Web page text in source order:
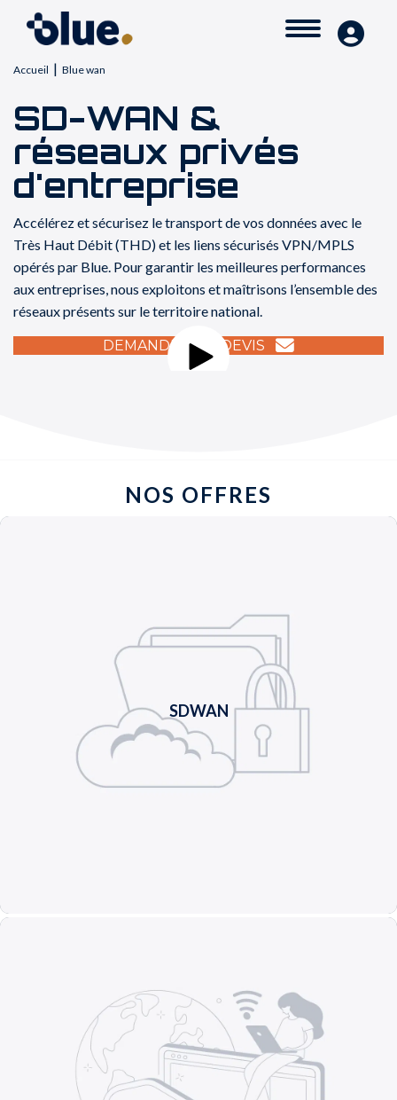
Accueil | Blue wan
SD-WAN &
réseaux privés
d'entreprise
Accélérez et sécurisez le transport de vos données avec le
Très Haut Débit (THD) et les liens sécurisés VPN/MPLS
opérés par Blue. Pour garantir les meilleures performances
aux entreprises, nous exploitons et maîtrisons l’ensemble des
réseaux présents sur le territoire national.
DEMANDER UN DEVIS
NOS OFFRES
SDWAN